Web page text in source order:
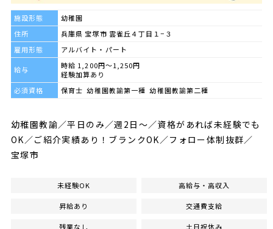
施設形態
幼稚園
住所
兵庫県 宝塚市 雲雀丘４丁目１−３
雇用形態
アルバイト・パート
給与
時給 1,200円～1,250円
経験加算あり
必須資格
保育士 幼稚園教諭第一種 幼稚園教諭第二種
幼稚園教諭／平日のみ／週2日～／資格があれば未経験でも
OK／ご紹介実績あり！ブランクOK／フォロー体制抜群／
宝塚市
未経験OK 高給与・高収入
昇給あり 交通費支給
残業なし 土日祝休み